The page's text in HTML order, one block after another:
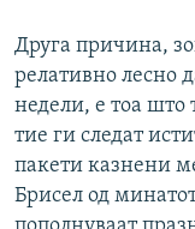
Друга причина,
релативно лесно
недели, е тоа што
тие ги следат
пакети казнени
Брисел од